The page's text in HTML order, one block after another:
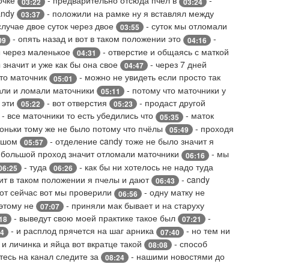
03:37 - положили на рамке ну я вставлял между
двое суток через двое 03:55
- суток мы отломали
- опять назад и вот в таком положении это 04:16
-
маленькое 04:31
- отверстие и общаясь с маткой
и уже как бы она свое 04:47 - через 7 дней
маточник 05:01 - можно не увидеть если просто так
и ломали маточники 05:11
- потому что маточники у
05:22 - вот отверстия 05:23
- продаст другой
- все маточники то есть убедились что 05:35
- маток
тому же не было потому что пчёлы 05:49
- проходя
05:57 - отделение candy тоже не было значит я
проход значит отломали маточники 06:16
- мы
- туда 06:26 - как бы ни хотелось не надо туда
в таком положении я пчелы и дают 06:43 - candy
сейчас вот мы проверили 06:56
- одну матку не
не 07:07
- приняли мак бывает и на старуху
- выведут свою моей практике такое был 07:21
-
- и расплод прячется на шаг арника 07:40
- но тем ни
личинка и яйца вот вкратце такой 08:08 - способ
на канал следите за 08:24
- нашими новостями до